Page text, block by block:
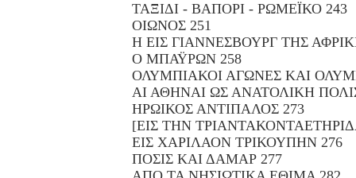
ΤΑΞΙΔΙ - ΒΑΠΟΡΙ - ΡΩΜΕΪΚΟ 243
ΟΙΩΝΟΣ 251
Η ΕΙΣ ΓΙΑΝΝΕΣΒΟΥΡΓ ΤΗΣ
Ο ΜΠΑΫΡΩΝ 258
ΟΛΥΜΠΙΑΚΟΙ ΑΓΩΝΕΣ ΚΑΙ
ΑΙ ΑΘΗΝΑΙ ΩΣ ΑΝΑΤΟΛΙΚΗ
ΗΡΩΙΚΟΣ ΑΝΤΙΠΑΛΟΣ 273
[ΕΙΣ ΤΗΝ
ΕΙΣ ΧΑΡΙΛΑΟΝ ΤΡΙΚΟΥΠΗΝ 276
ΠΟΣΙΣ ΚΑΙ ΔΑΜΑΡ 277